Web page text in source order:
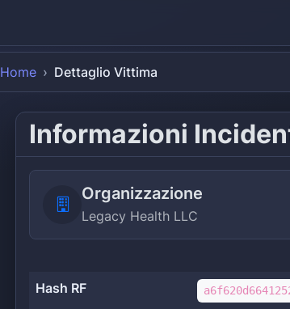
Home Dettaglio Vittima
Informazioni
Organizzazione
Legacy Health LLC
Hash RF